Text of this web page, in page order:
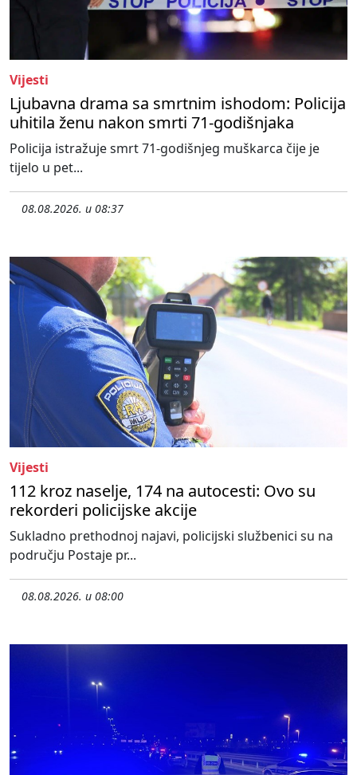
Vijesti
Ljubavna drama sa smrtnim ishodom: Policija
uhitila ženu nakon smrti 71-godišnjaka
Policija istražuje smrt 71-godišnjeg muškarca čije je
tijelo u pet...
08.08.2026. u 08:37
Vijesti
112 kroz naselje, 174 na autocesti: Ovo su
rekorderi policijske akcije
Sukladno prethodnoj najavi, policijski službenici su na
području Postaje pr...
08.08.2026. u 08:00